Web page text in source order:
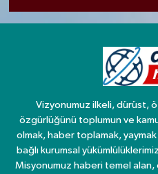
Vizyonumuz ilkeli, dürüst,
özgürlüğünü toplumun ve
olmak, haber toplamak,
bağlı kurumsal
Misyonumuz haberi temel alan,